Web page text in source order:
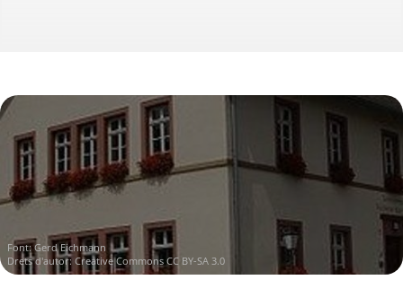
Font:Gerd Eichmann
Drets d'autor: Creative Commons CC BY-SA 3.0